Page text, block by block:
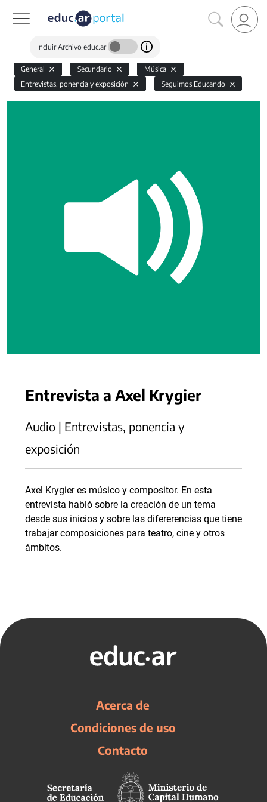
Incluir Archivo educ.ar
General Secundario
Música
Entrevistas, ponencia y exposición
Seguimos Educando
Entrevista a Axel Krygier
Audio | Entrevistas, ponencia y
exposición
Axel Krygier es músico y compositor. En esta
entrevista habló sobre la creación de un tema
desde sus inicios y sobre las difererencias que tiene
trabajar composiciones para teatro, cine y otros
ámbitos.
Acerca de
Condiciones de uso
Contacto